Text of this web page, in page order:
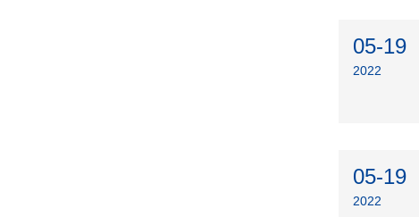
05-19
2022
05-19
2022